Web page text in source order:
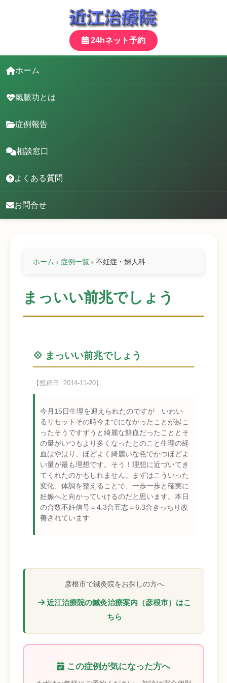
24hネット予約
ホーム
氣脈功とは
症例報告
相談窓口
よくある質問
お問合せ
ホーム › 症例一覧 › 不妊症・婦人科
まっいい前兆でしょう
💠 まっいい前兆でしょう
【投稿日: 2014-11-20】
今月15日生理を迎えられたのですが いわい
るリセットその時今までになかったことが起こ
ったそうですずうと綺麗な鮮血だったこととそ
の量がいつもより多くなったとのこと生理の経
血はやはり、ほどよく綺麗いな色でかつほどよ
い量が最も理想です。そう！理想に近づいてき
てくれたのかもしれません。まずはこういった
変化、体調を整えることで、一歩一歩と確実に
妊娠へと向かっていけるのだと思います。本日
の合数不妊信号＝4.3合五志＝6.3合きっちり改
善されています
彦根市で鍼灸院をお探しの方へ
近江治療院の鍼灸治療案内（彦根市）はこ
ちら
この症例が気になった方へ